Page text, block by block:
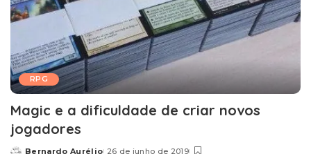
RPG
Magic e a dificuldade de criar novos
jogadores
Bernardo Aurélio 26 de junho de 2019